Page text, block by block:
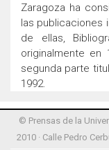
Zaragoza ha
las publicaciones
de ellas,
originalmente en
segunda parte
1992.
© Prensas de la
2010 · Calle Pedro